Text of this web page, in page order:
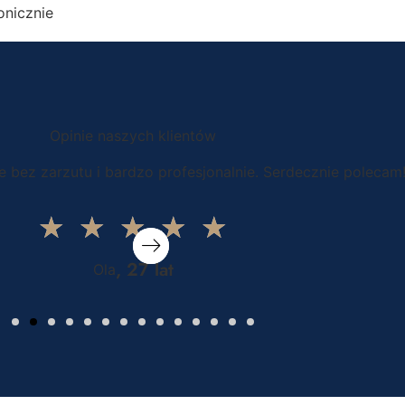
Opinie naszych klientów
bez zarzutu i bardzo profesjonalnie. Serdecznie polecam!
★ ★ ★ ★ ★
Ola, 27 lat